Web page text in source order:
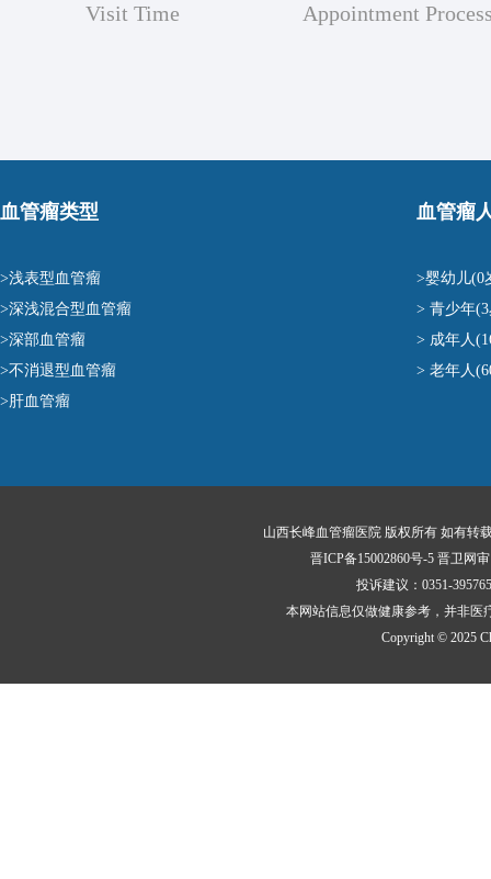
Visit Time
Appointment
血管瘤类型
>浅表型血管瘤
>深浅混合型血管瘤
>深部血管瘤
>不消退型血管瘤
>肝血管瘤
血管瘤
>婴幼儿(0
> 青少年
> 成年人
> 老年人
山西长峰血管瘤医院 版权所有 如有转
晋ICP备15002860号-5晋卫网审
投诉建议：0351-
本网站信息仅做健康参考，并非医
Copyright © 2025